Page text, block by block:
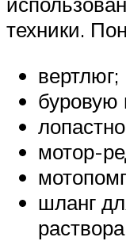
техники.
вертлюг;
буровую
мотор-
шланг